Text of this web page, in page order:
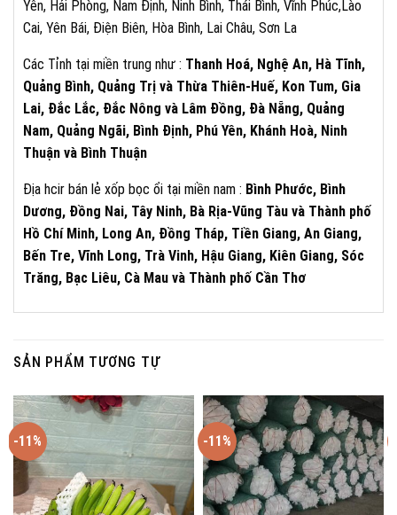
Yên, Hải Phòng, Nam Định, Ninh Bình, Thái Bình, Vĩnh Phúc,Lào
Cai, Yên Bái, Điện Biên, Hòa Bình, Lai Châu, Sơn La
Các Tỉnh tại miền trung như : Thanh Hoá, Nghệ An, Hà Tĩnh,
Quảng Bình, Quảng Trị và Thừa Thiên-Huế, Kon Tum, Gia
Lai, Đắc Lắc, Đắc Nông và Lâm Đồng, Đà Nẵng, Quảng
Nam, Quảng Ngãi, Bình Định, Phú Yên, Khánh Hoà, Ninh
Thuận và Bình Thuận
Địa hcir bán lẻ xốp bọc ổi tại miền nam : Bình Phước, Bình
Dương, Đồng Nai, Tây Ninh, Bà Rịa-Vũng Tàu và Thành phố
Hồ Chí Minh, Long An, Đồng Tháp, Tiền Giang, An Giang,
Bến Tre, Vĩnh Long, Trà Vinh, Hậu Giang, Kiên Giang, Sóc
Trăng, Bạc Liêu, Cà Mau và Thành phố Cần Thơ
SẢN PHẨM TƯƠNG TỰ
-11% -11%